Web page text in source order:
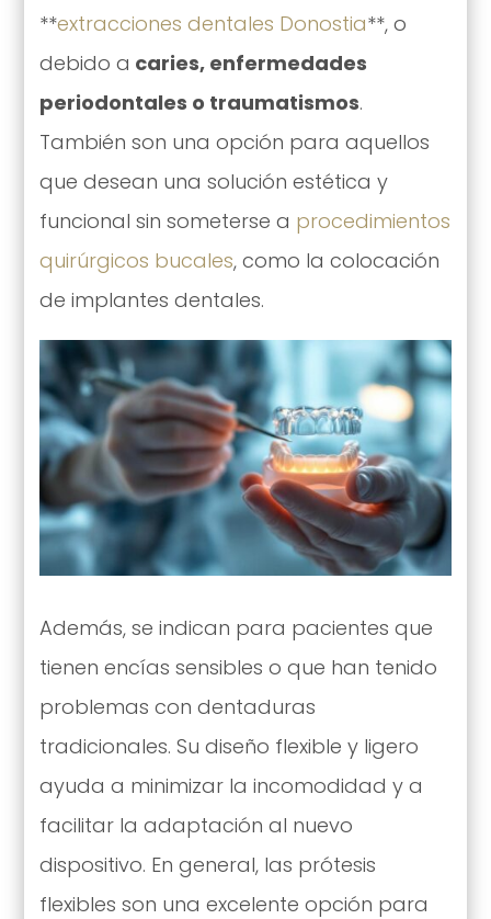
**extracciones dentales Donostia**, o
debido a caries, enfermedades
periodontales o traumatismos.
También son una opción para aquellos
que desean una solución estética y
funcional sin someterse a procedimientos
quirúrgicos bucales, como la colocación
de implantes dentales.
Además, se indican para pacientes que
tienen encías sensibles o que han tenido
problemas con dentaduras
tradicionales. Su diseño flexible y ligero
ayuda a minimizar la incomodidad y a
facilitar la adaptación al nuevo
dispositivo. En general, las prótesis
flexibles son una excelente opción para